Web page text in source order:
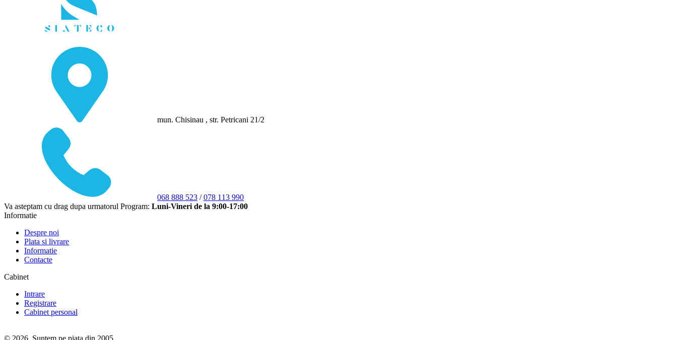
mun. Chisinau , str. Petricani 21/2
068 888 523 /078 113 990
Va asteptam cu drag dupa urmatorul Program: Luni-Vineri de la 9:00-17:00
Informatie
Despre noi
Plata si livrare
Informatie
Contacte
Cabinet
Intrare
Registrare
Cabinet personal
© 2026. Suntem pe piața din 2005.